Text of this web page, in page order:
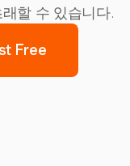
할 수 있습니다.
Free